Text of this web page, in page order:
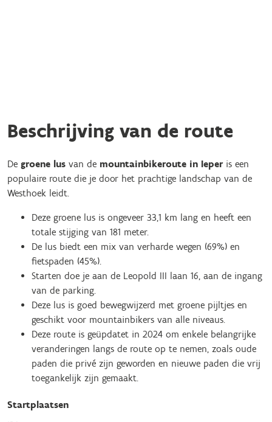
Beschrijving van de route
De groene lus van de mountainbikeroute in Ieperis een
populaire route die je door het prachtige landschap van de
Westhoek leidt.
Deze groene lus is ongeveer 33,1 km lang en heeft een
totale stijging van 181 meter.
De lus biedt een mix van verharde wegen (69%) en
fietspaden (45%).
Starten doe je aan de Leopold III laan 16, aan de ingang
van de parking.
Deze lus is goed bewegwijzerd met groene pijltjes en
geschikt voor mountainbikers van alle niveaus.
Deze route is geüpdatet in 2024 om enkele belangrijke
veranderingen langs de route op te nemen, zoals oude
paden die privé zijn geworden en nieuwe paden die vrij
toegankelijk zijn gemaakt.
Startplaatsen